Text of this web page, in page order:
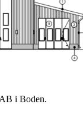
i Boden.